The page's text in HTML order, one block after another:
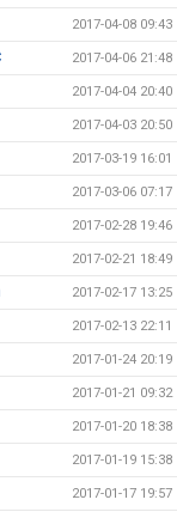
2017-04-08 09:43
2017-04-06 21:48
2017-04-04 20:40
2017-04-03 20:50
2017-03-19 16:01
2017-03-06 07:17
2017-02-28 19:46
2017-02-21 18:49
2017-02-17 13:25
2017-02-13 22:11
2017-01-24 20:19
2017-01-21 09:32
2017-01-20 18:38
2017-01-19 15:38
2017-01-17 19:57